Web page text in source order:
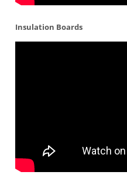
Insulation Boards